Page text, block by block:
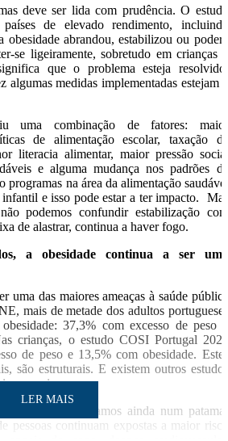
deve ser lida com prudência. O estudo
de elevado rendimento, incluindo
obesidade abrandou, estabilizou ou poderá
se ligeiramente, sobretudo em crianças e
que o problema esteja resolvido.
algumas medidas implementadas estejam a
uma combinação de fatores: maior
de alimentação escolar, taxação de
literacia alimentar, maior pressão social
e alguma mudança nos padrões de
programas na área da alimentação saudável
infantil e isso pode estar a ter impacto. Mas
podemos confundir estabilização com
de alastrar, continua a haver fogo.
a obesidade continua a ser uma
uma das maiores ameaças à saúde pública
mais de metade dos adultos portugueses
37,3% com excesso de peso e
crianças, o estudo COSI Portugal 2022
de peso e 13,5% com obesidade. Estes
são estruturais. E existem outros estudos
superiores.
a estabilizar, estamos ainda num patamar
pessoas continuam expostas a maior risco
LER MAIS